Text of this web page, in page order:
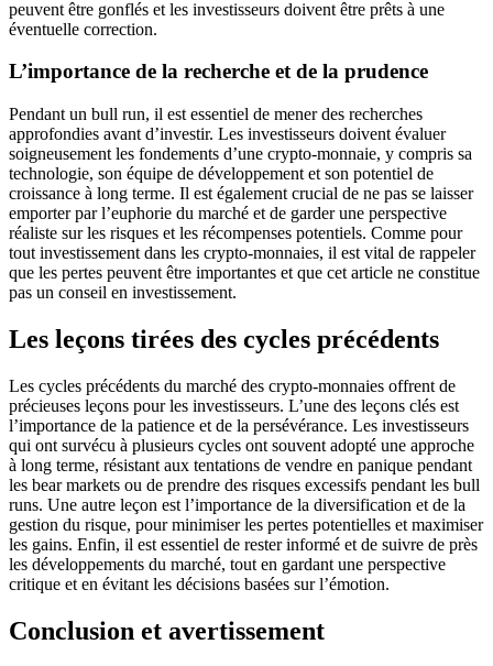
peuvent être gonflés et les investisseurs doivent être prêts à une
éventuelle correction.
L’importance de la recherche et de la prudence
Pendant un bull run, il est essentiel de mener des recherches
approfondies avant d’investir. Les investisseurs doivent évaluer
soigneusement les fondements d’une crypto-monnaie, y compris sa
technologie, son équipe de développement et son potentiel de
croissance à long terme. Il est également crucial de ne pas se laisser
emporter par l’euphorie du marché et de garder une perspective
réaliste sur les risques et les récompenses potentiels. Comme pour
tout investissement dans les crypto-monnaies, il est vital de rappeler
que les pertes peuvent être importantes et que cet article ne constitue
pas un conseil en investissement.
Les leçons tirées des cycles précédents
Les cycles précédents du marché des crypto-monnaies offrent de
précieuses leçons pour les investisseurs. L’une des leçons clés est
l’importance de la patience et de la persévérance. Les investisseurs
qui ont survécu à plusieurs cycles ont souvent adopté une approche
à long terme, résistant aux tentations de vendre en panique pendant
les bear markets ou de prendre des risques excessifs pendant les bull
runs. Une autre leçon est l’importance de la diversification et de la
gestion du risque, pour minimiser les pertes potentielles et maximiser
les gains. Enfin, il est essentiel de rester informé et de suivre de près
les développements du marché, tout en gardant une perspective
critique et en évitant les décisions basées sur l’émotion.
Conclusion et avertissement